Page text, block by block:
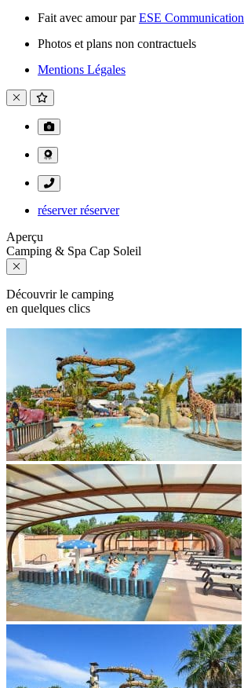
Fait avec amour parESE Communication
Photos et plans non contractuels
Mentions Légales
réserver réserver
Aperçu
Camping & Spa Cap Soleil
Découvrir le camping
en quelques clics